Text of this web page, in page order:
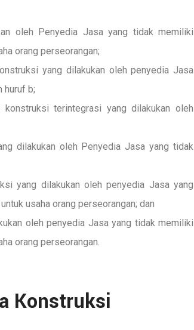
oleh Penyedia Jasa yang tidak memiliki
orang perseorangan;
yang dilakukan oleh penyedia Jasa
huruf b;
terintegrasi yang dilakukan oleh
dilakukan oleh Penyedia Jasa yang tidak
yang dilakukan oleh penyedia Jasa yang
usaha orang perseorangan; dan
oleh penyedia Jasa yang tidak memiliki
orang perseorangan.
Konstruksi